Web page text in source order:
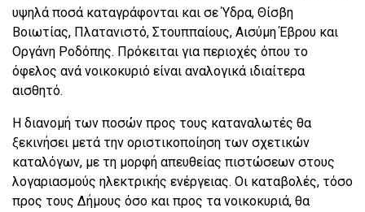
υψηλά ποσά καταγράφονται και σε Ύδρα, Θίσβη
Βοιωτίας, Πλατανιστό, Στουππαίους, Αισύμη Έβρου και
Οργάνη Ροδόπης. Πρόκειται για περιοχές όπου το
όφελος ανά νοικοκυριό είναι αναλογικά ιδιαίτερα
αισθητό.
Η διανομή των ποσών προς τους καταναλωτές θα
ξεκινήσει μετά την οριστικοποίηση των σχετικών
καταλόγων, με τη μορφή απευθείας πιστώσεων στους
λογαριασμούς ηλεκτρικής ενέργειας. Οι καταβολές, τόσο
προς τους Δήμους όσο και προς τα νοικοκυριά, θα